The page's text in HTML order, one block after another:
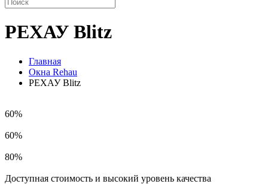
РЕХАУ Blitz
Главная
Окна Rehau
РЕХАУ Blitz
60%
60%
80%
Доступная стоимость и высокий уровень качества